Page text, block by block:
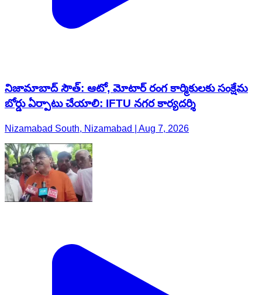
నిజామాబాద్ సౌత్: ఆటో, మోటార్‌ రంగ కార్మికులకు సంక్షేమ
బోర్డు ఏర్పాటు చేయాలి: IFTU నగర కార్యదర్శి
Nizamabad South, Nizamabad | Aug 7, 2026